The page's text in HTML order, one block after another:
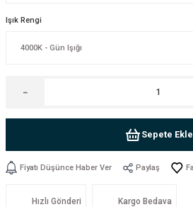
Işık Rengi
Sepete Ekle
Fiyatı Düşünce Haber Ver Paylaş
Hızlı Gönderi Kargo Bedava